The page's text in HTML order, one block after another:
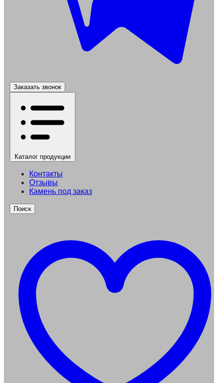
Заказать звонок
Каталог продукции
Контакты
Отзывы
Камень под заказ
Поиск